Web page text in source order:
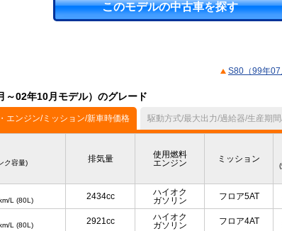
このモデルの中古車を探す
S80（99年
～02年10月モデル）のグレード
エンジン/ミッション/新車時価格 駆動方式/最大出力/過給器/生産期
ク容量) 排気量
使用燃料
エンジン
ミッション
L (80L) 2434cc
ハイオク
ガソリン
フロア5AT
L (80L) 2921cc
ハイオク
ガソリン
フロア4AT